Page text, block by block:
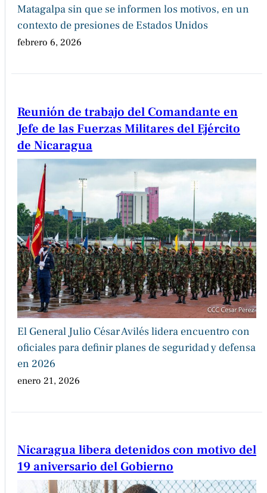
Matagalpa sin que se informen los motivos, en un
contexto de presiones de Estados Unidos
febrero 6, 2026
Reunión de trabajo del Comandante en
Jefe de las Fuerzas Militares del Ejército
de Nicaragua
El General Julio César Avilés lidera encuentro con
oficiales para definir planes de seguridad y defensa
en 2026
enero 21, 2026
Nicaragua libera detenidos con motivo del
19 aniversario del Gobierno